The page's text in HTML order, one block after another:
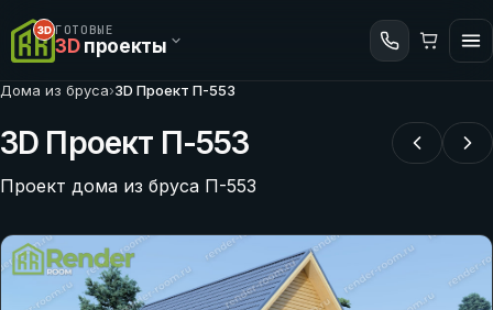
ГОТОВЫЕ
3Dпроекты
Дома из бруса›3D Проект П-553
3D Проект П-553
Проект дома из бруса П-553